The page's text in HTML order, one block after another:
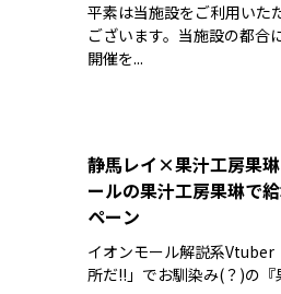
平素は当施設をご利用いた
ございます。当施設の都合
開催を...
静馬レイ×果汁工房果
ールの果汁工房果琳で
ペーン
イオンモール解説系Vtuber
所だ!!」でお馴染み(？)の『